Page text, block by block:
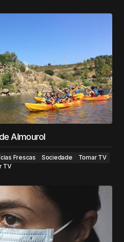
Almourol
Frescas Sociedade
Tomar TV
TV